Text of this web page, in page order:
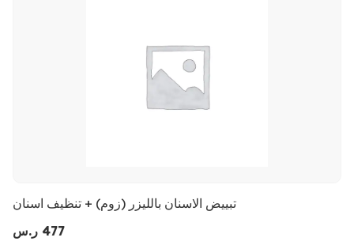
تبييض الاسنان بالليزر (زوم) + تنظيف اسنان
477 ر.س